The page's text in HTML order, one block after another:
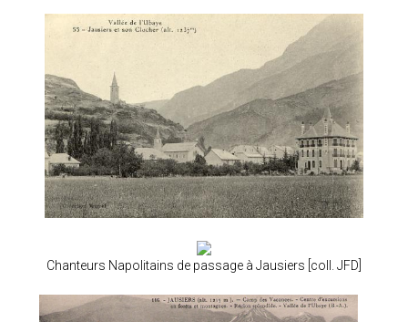
Chanteurs Napolitains de passage à Jausiers [coll. JFD]